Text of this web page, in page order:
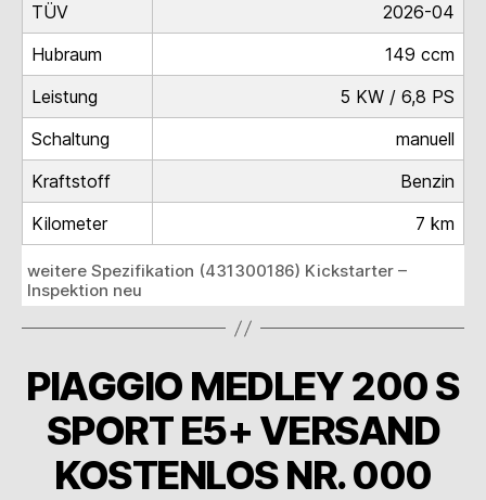
TÜV
2026-04
Hubraum
149 ccm
Leistung
5 KW / 6,8 PS
Schaltung
manuell
Kraftstoff
Benzin
Kilometer
7 km
weitere Spezifikation (431300186) Kickstarter –
Inspektion neu
PIAGGIO MEDLEY 200 S
SPORT E5+ VERSAND
KOSTENLOS NR. 000